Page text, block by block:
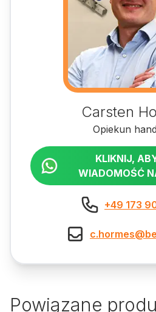
Carsten
Opiekun
KLIKNIJ,
WIADOMOŚĆ
+49 173
Powiązane